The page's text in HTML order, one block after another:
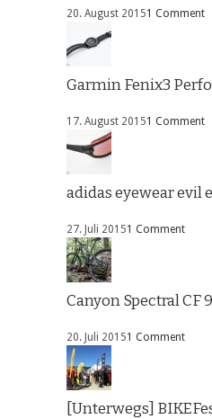
20. August 20151 Comment
Garmin Fenix3
17. August 20151 Comment
adidas eyewear evil
27. Juli 20151 Comment
Canyon Spectral CF
20. Juli 20151 Comment
[Unterwegs]